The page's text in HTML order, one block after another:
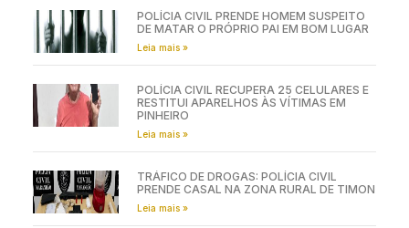
POLÍCIA CIVIL PRENDE HOMEM SUSPEITO
DE MATAR O PRÓPRIO PAI EM BOM LUGAR
Leia mais »
POLÍCIA CIVIL RECUPERA 25 CELULARES E
RESTITUI APARELHOS ÀS VÍTIMAS EM
PINHEIRO
Leia mais »
TRÁFICO DE DROGAS: POLÍCIA CIVIL
PRENDE CASAL NA ZONA RURAL DE TIMON
Leia mais »